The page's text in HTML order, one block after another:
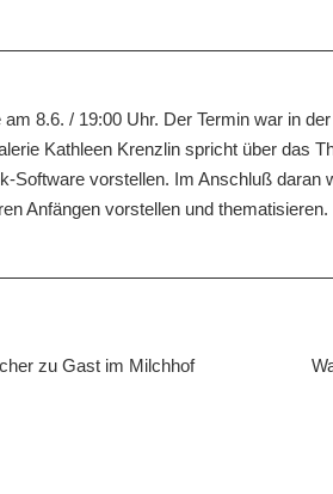
8.6. / 19:00 Uhr. Der Termin war in
Kathleen Krenzlin spricht über das
Software vorstellen. Im Anschluß
Anfängen vorstellen und thematisieren.
zu Gast im Milchhof